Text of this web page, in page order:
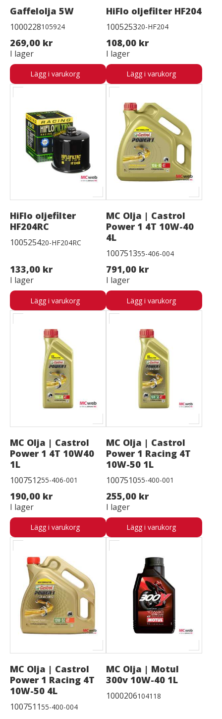
Gaffelolja 5W
1000228105924
269,00 kr
I lager
Lägg i varukorg
HiFlo oljefilter HF204
100525320-HF204
108,00 kr
I lager
Lägg i varukorg
HiFlo oljefilter
HF204RC
100525420-HF204RC
133,00 kr
I lager
Lägg i varukorg
MC Olja | Castrol
Power 1 4T 10W-40
4L
100751355-406-004
791,00 kr
I lager
Lägg i varukorg
MC Olja | Castrol
Power 1 4T 10W40
1L
100751255-406-001
190,00 kr
I lager
Lägg i varukorg
MC Olja | Castrol
Power 1 Racing 4T
10W-50 1L
100751055-400-001
255,00 kr
I lager
Lägg i varukorg
MC Olja | Castrol
Power 1 Racing 4T
10W-50 4L
100751155-400-004
MC Olja | Motul
300v 10W-40 1L
1000206104118